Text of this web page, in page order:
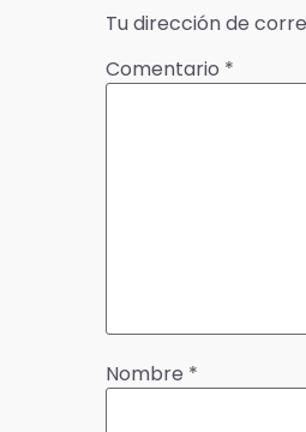
Tu dirección de
Comentario *
Nombre *